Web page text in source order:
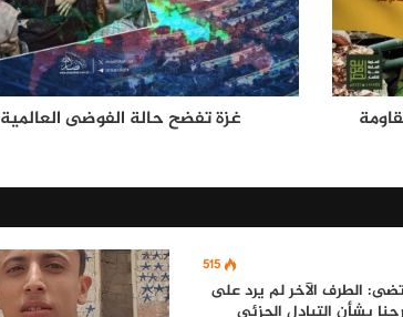
غزة تفضح حالة الفوضى العالمية
515
الطرف الآخر لم يرد على